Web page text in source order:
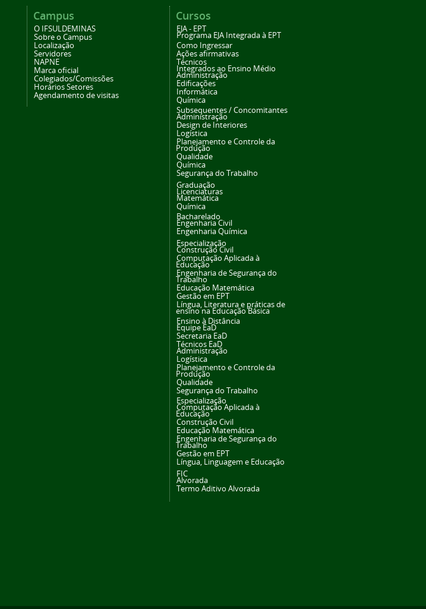
Campus
O IFSULDEMINAS
Sobre o Campus
Localização
Servidores
NAPNE
Marca oficial
Colegiados/Comissões
Horários Setores
Agendamento de visitas
Cursos
EJA - EPT
Programa EJA Integrada à EPT
Como Ingressar
Ações afirmativas
Técnicos
Integrados ao Ensino Médio
Administração
Edificações
Informática
Química
Subsequentes / Concomitantes
Administração
Design de Interiores
Logística
Planejamento e Controle da
Produção
Qualidade
Química
Segurança do Trabalho
Graduação
Licenciaturas
Matemática
Química
Bacharelado
Engenharia Civil
Engenharia Química
Especialização
Construção Civil
Computação Aplicada à
Educação
Engenharia de Segurança do
Trabalho
Educação Matemática
Gestão em EPT
Língua, Literatura e práticas de
ensino na Educação Básica
Ensino à Distância
Equipe EaD
Secretaria EaD
Técnicos EaD
Administração
Logística
Planejamento e Controle da
Produção
Qualidade
Segurança do Trabalho
Especialização
Computação Aplicada à
Educação
Construção Civil
Educação Matemática
Engenharia de Segurança do
Trabalho
Gestão em EPT
Língua, Linguagem e Educação
FIC
Alvorada
Termo Aditivo Alvorada